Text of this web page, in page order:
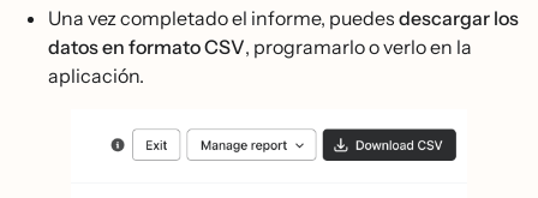
Una vez completado el informe, puedes descargar los
datos en formato CSV, programarlo o verlo en la
aplicación.